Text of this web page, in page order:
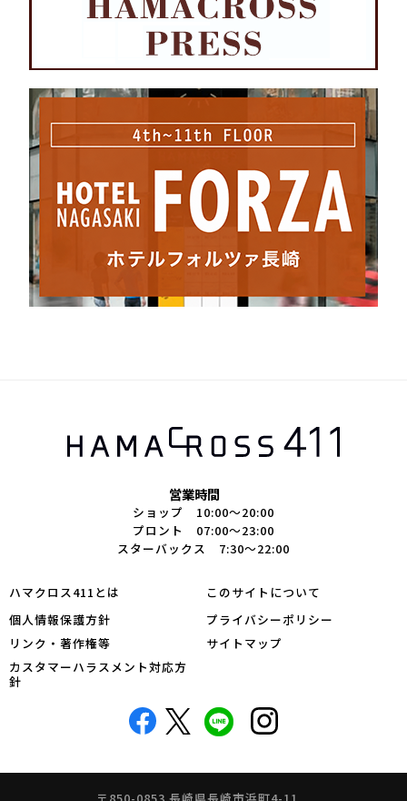
営業時間
ショップ 10:00～20:00
プロント 07:00～23:00
スターバックス 7:30～22:00
ハマクロス411とは
このサイトについて
個人情報保護方針
プライバシーポリシー
リンク・著作権等
サイトマップ
カスタマーハラスメント対応方
針